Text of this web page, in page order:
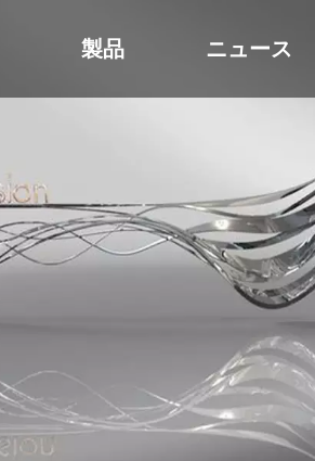
製品 ニュース